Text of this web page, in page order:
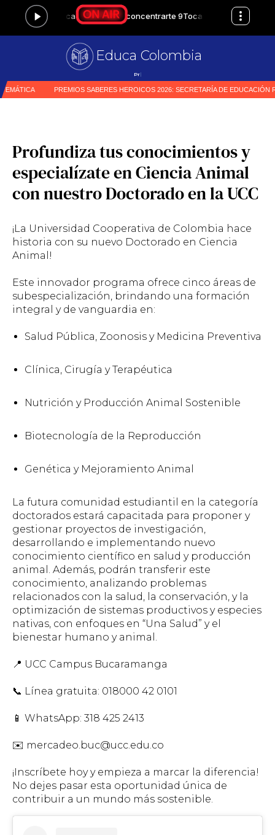
Educa Colombia
Primer medio especia
Profundiza tus conocimientos y
especialízate en Ciencia Animal
con nuestro Doctorado en la UCC
¡La Universidad Cooperativa de Colombia hace
historia con su nuevo Doctorado en Ciencia
Animal!
Este innovador programa ofrece cinco áreas de
subespecialización, brindando una formación
integral y de vanguardia en:
Salud Pública, Zoonosis y Medicina Preventiva
Clínica, Cirugía y Terapéutica
Nutrición y Producción Animal Sostenible
Biotecnología de la Reproducción
Genética y Mejoramiento Animal
La futura comunidad estudiantil en la categoría
doctorados estará capacitada para proponer y
gestionar proyectos de investigación,
desarrollando e implementando nuevo
conocimiento científico en salud y producción
animal. Además, podrán transferir este
conocimiento, analizando problemas
relacionados con la salud, la conservación, y la
optimización de sistemas productivos y especies
nativas, con enfoques en “Una Salud” y el
bienestar humano y animal.
📍 UCC Campus Bucaramanga
📞 Línea gratuita: 018000 42 0101
📱 WhatsApp: 318 425 2413
✉️ mercadeo.buc@ucc.edu.co
¡Inscríbete hoy y empieza a marcar la diferencia!
No dejes pasar esta oportunidad única de
contribuir a un mundo más sostenible.